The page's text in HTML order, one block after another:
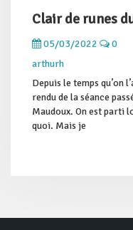
Clair de runes
05/03/2022
0
arthurh
Depuis le temps qu’on
rendu de la séance
Maudoux. On est parti
quoi. Mais je